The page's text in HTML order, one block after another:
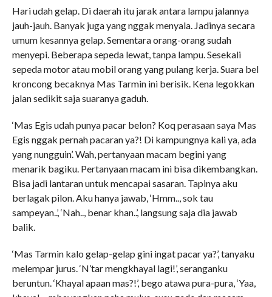
Hari udah gelap. Di daerah itu jarak antara lampu jalannya
jauh-jauh. Banyak juga yang nggak menyala. Jadinya secara
umum kesannya gelap. Sementara orang-orang sudah
menyepi. Beberapa sepeda lewat, tanpa lampu. Sesekali
sepeda motor atau mobil orang yang pulang kerja. Suara bel
kroncong becaknya Mas Tarmin ini berisik. Kena legokkan
jalan sedikit saja suaranya gaduh.
‘Mas Egis udah punya pacar belon? Koq perasaan saya Mas
Egis nggak pernah pacaran ya?! Di kampungnya kali ya, ada
yang nungguin’. Wah, pertanyaan macam begini yang
menarik bagiku. Pertanyaan macam ini bisa dikembangkan.
Bisa jadi lantaran untuk mencapai sasaran. Tapinya aku
berlagak pilon. Aku hanya jawab, ‘Hmm.., sok tau
sampeyan..’, ‘Nah.., benar khan..’, langsung saja dia jawab
balik.
‘Mas Tarmin kalo gelap-gelap gini ingat pacar ya?’, tanyaku
melempar jurus. ‘N’tar mengkhayal lagi!’, seranganku
beruntun. ‘Khayal apaan mas?!’, bego atawa pura-pura, ‘Yaa,